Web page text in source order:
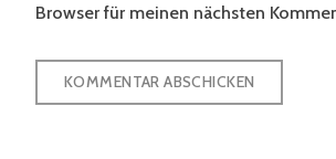
Browser für meinen nächsten